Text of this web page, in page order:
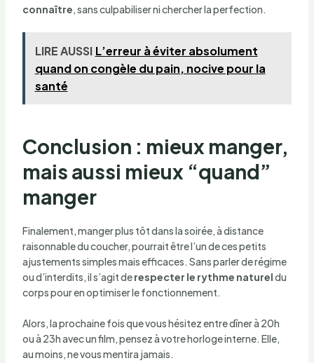
connaître, sans culpabiliser ni chercher la perfection.
LIRE AUSSI L’erreur à éviter absolument
quand on congèle du pain, nocive pour la
santé
Conclusion : mieux manger,
mais aussi mieux “quand”
manger
Finalement, manger plus tôt dans la soirée, à distance
raisonnable du coucher, pourrait être l’un de ces petits
ajustements simples mais efficaces. Sans parler de régime
ou d’interdits, il s’agit derespecter le rythme natureldu
corps pour en optimiser le fonctionnement.
Alors, la prochaine fois que vous hésitez entre dîner à 20h
ou à 23h avec un film, pensez à votre horloge interne. Elle,
au moins, ne vous mentira jamais.